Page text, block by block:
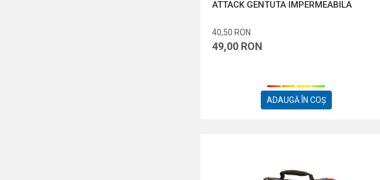
ATTACK GENTUTA IMPERMEABILA
40,50 RON
49,00 RON
ADAUGĂ ÎN COȘ